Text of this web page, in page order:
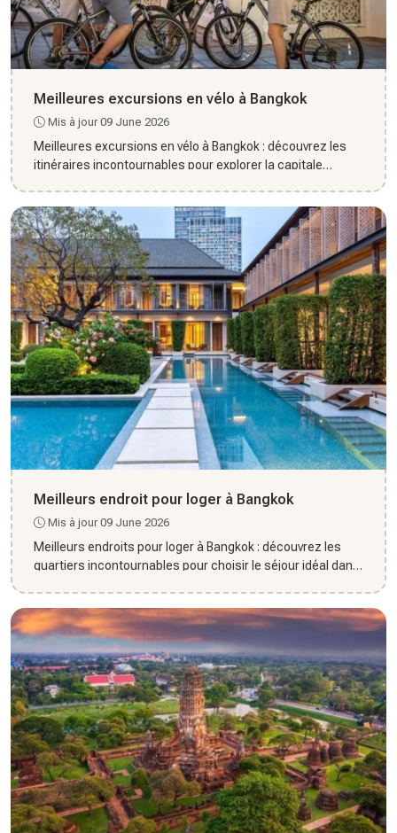
Meilleures excursions en vélo à Bangkok
Mis à jour 09 June 2026
Meilleures excursions en vélo à Bangkok : découvrez les
itinéraires incontournables pour explorer la capitale
Meilleurs endroit pour loger à Bangkok
Mis à jour 09 June 2026
Meilleurs endroits pour loger à Bangkok : découvrez les
quartiers incontournables pour choisir le séjour idéal dans